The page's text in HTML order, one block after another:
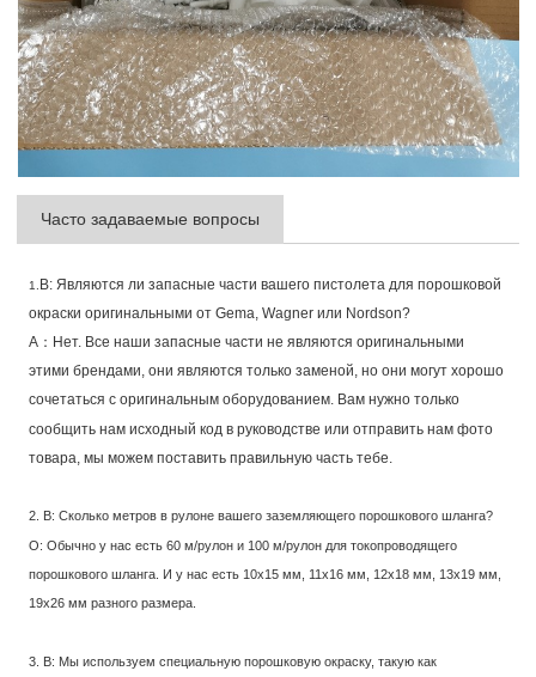
Часто задаваемые вопросы
1.
В: Являются ли запасные части вашего пистолета для порошковой
окраски оригинальными от Gema, Wagner или Nordson?
А：Нет. Все наши запасные части не являются оригинальными
этими брендами, они являются только заменой, но они могут хорошо
сочетаться с оригинальным оборудованием. Вам нужно только
сообщить нам исходный код в руководстве или отправить нам фото
товара, мы можем поставить правильную часть тебе.
2. В: Сколько метров в рулоне вашего заземляющего порошкового шланга?
О: Обычно у нас есть 60 м/рулон и 100 м/рулон для токопроводящего
порошкового шланга. И у нас есть 10x15 мм, 11x16 мм, 12x18 мм, 13x19 мм,
19x26 мм разного размера.
3. В: Мы используем специальную порошковую окраску, такую как